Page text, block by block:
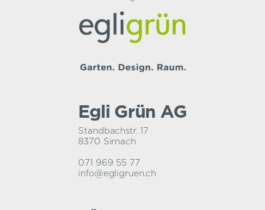
Egli Grün AG
Standbachstr. 17
8370 Sirnach
071 969 55 77
info@egligruen.ch